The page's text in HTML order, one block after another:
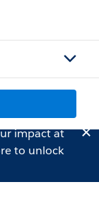
impact at
to unlock